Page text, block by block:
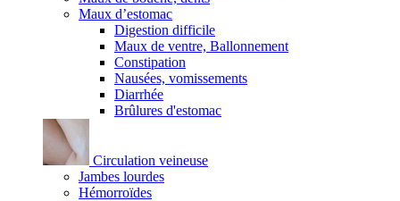
Maux d’estomac
Digestion difficile
Maux de ventre, Ballonnement
Constipation
Nausées, vomissements
Diarrhée
Brûlures d'estomac
Circulation veineuse
Jambes lourdes
Hémorroïdes